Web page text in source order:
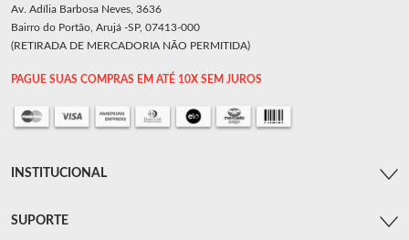
Av. Adília Barbosa Neves, 3636
Bairro do Portão, Arujá -SP, 07413-000
(RETIRADA DE MERCADORIA NÃO PERMITIDA)
PAGUE SUAS COMPRAS EM ATÉ 10X SEM JUROS
INSTITUCIONAL
SUPORTE